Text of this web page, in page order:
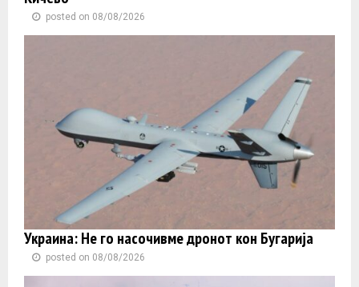
posted on 08/08/2026
Украина: Не го насочивме дронот кон Бугарија
posted on 08/08/2026